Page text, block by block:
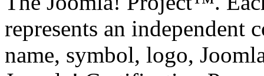
represents an independent
name, symbol, logo,